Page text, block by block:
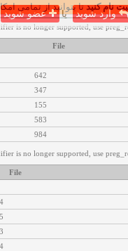
نام کنیدتا بتوانید از تمامی
is no longer supported, use
File
642
347
155
583
984
is no longer supported, use
File
وارد شوید یا عضو شوید